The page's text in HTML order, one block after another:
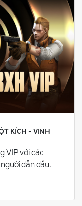
KÍCH - VINH
VIP với các
dẫn đầu.